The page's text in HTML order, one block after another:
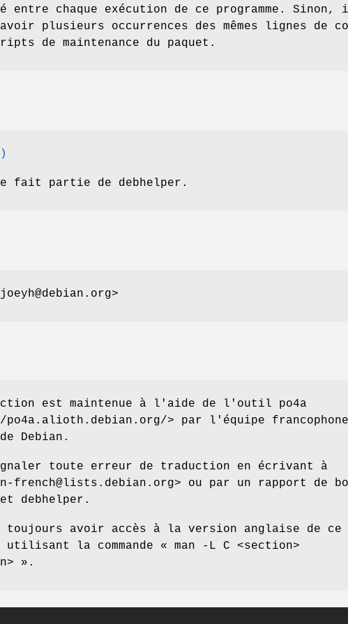
entre chaque exécution de ce programme. Sinon,
plusieurs occurrences des mêmes lignes de
de maintenance du paquet.
fait partie de debhelper.
est maintenue à l'aide de l'outil po4a
po4a.alioth.debian.org/> par l'équipe
Debian.
toute erreur de traduction en écrivant à
french@lists.debian.org> ou par un rapport de
debhelper.
toujours avoir accès à la version anglaise de ce
utilisant la commande « man -L C <section>
».